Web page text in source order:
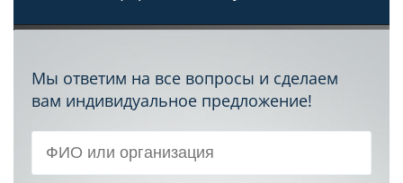
Мы ответим на все вопросы и сделаем
вам индивидуальное предложение!